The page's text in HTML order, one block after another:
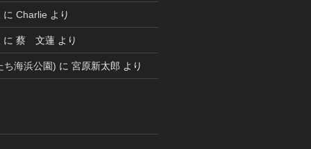
に Charlie より
に 蔡 文蓮より
ち海浜公園) に 宮原新太郎 より